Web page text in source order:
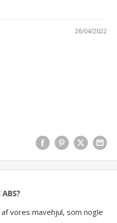
26/04/2022
vores mavehjul, som nogle